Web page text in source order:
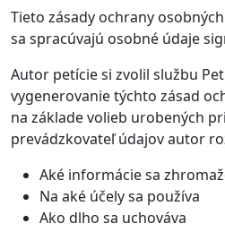
Tieto zásady ochrany
sa spracúvajú osobné údaje
Autor petície si zvolil službu
vygenerovanie týchto zásad
na základe volieb urobených
prevádzkovateľ údajov autor
Aké informácie sa
Na aké účely sa používa
Ako dlho sa uchováva